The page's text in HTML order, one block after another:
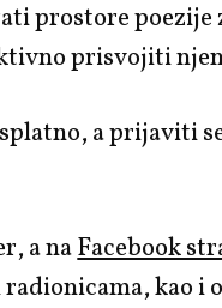
prostore
prisvojiti
a prijaviti
a naFacebook
kao i